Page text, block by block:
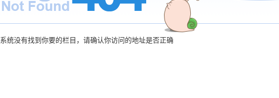
系统没有找到你要的栏目，请确认你访问的地址是否正确